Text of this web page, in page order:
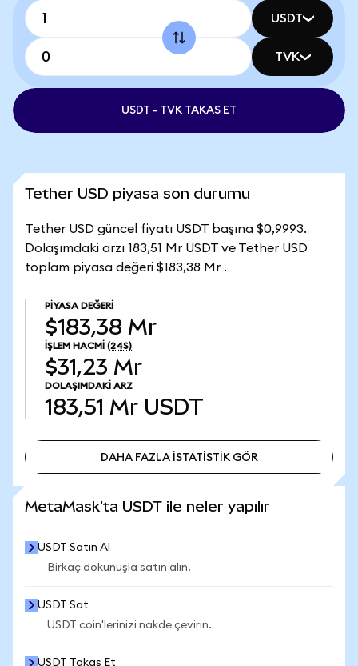
USDT
TVK
USDT - TVK TAKAS ET
Tether USD piyasa son durumu
Tether USD güncel fiyatı USDT başına $0,9993.
Dolaşımdaki arzı 183,51 Mr USDT ve Tether USD
toplam piyasa değeri $183,38 Mr .
PIYASA DEĞERI
$183,38 Mr
İŞLEM HACMI (24S)
$31,23 Mr
DOLAŞIMDAKI ARZ
183,51 Mr USDT
DAHA FAZLA İSTATİSTİK GÖR
MetaMask'ta USDT ile neler yapılır
USDT Satın Al
Birkaç dokunuşla satın alın.
USDT Sat
USDT coin'lerinizi nakde çevirin.
USDT Takas Et